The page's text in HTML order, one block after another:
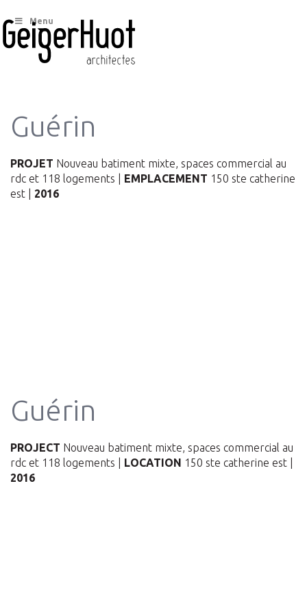
Menu
Guérin
PROJET Nouveau batiment mixte, spaces commercial au
rdc et 118 logements | EMPLACEMENT 150 ste catherine
est | 2016
Guérin
PROJECT Nouveau batiment mixte, spaces commercial au
rdc et 118 logements | LOCATION 150 ste catherine est |
2016